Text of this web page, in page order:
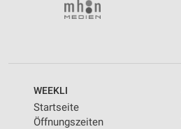
WEEKLI
Startseite
Öffnungszeiten